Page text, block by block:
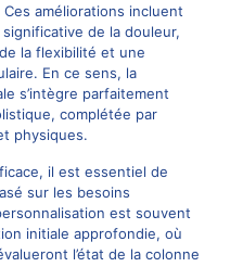
améliorations incluent
de la douleur,
la flexibilité et une
En ce sens, la
s’intègre parfaitement
complétée par
physiques.
il est essentiel de
sur les besoins
est souvent
initiale approfondie, où
l’état de la colonne